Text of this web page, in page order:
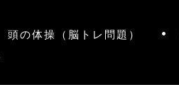
頭の体操（脳トレ問題）